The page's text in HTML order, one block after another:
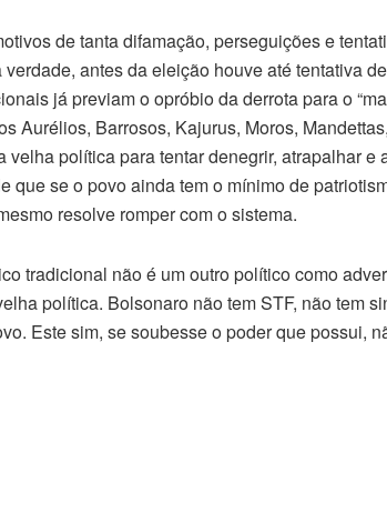
de tanta difamação, perseguições e
antes da eleição houve até tentativa
já previam o opróbio da derrota para o
Aurélios, Barrosos, Kajurus, Moros,
política para tentar denegrir, atrapalhar e
que se o povo ainda tem o mínimo de
resolve romper com o sistema.
tradicional não é um outro político como
política. Bolsonaro não tem STF, não tem
Este sim, se soubesse o poder que possui,